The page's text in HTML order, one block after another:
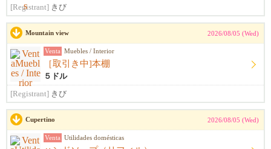
[Registrant] きび
Mountain view 2026/08/05 (Wed)
Venta Muebles / Interior
［取引き中]本棚
５ドル
[Registrant] きび
Cupertino 2026/08/05 (Wed)
Venta Utilidades domésticas